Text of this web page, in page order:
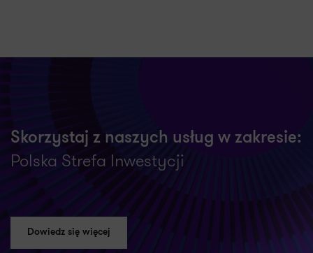
Skorzystaj z naszych usług w zakresie:
Polska Strefa Inwestycji
Dowiedz się więcej